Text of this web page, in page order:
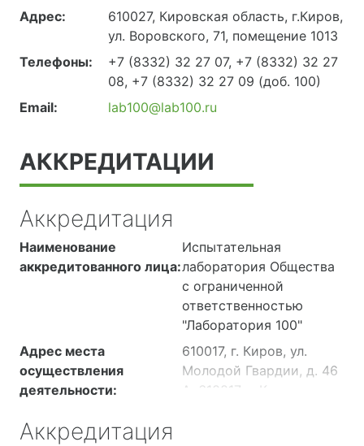
Адрес:
610027, Кировская область, г.Киров,
ул. Воровского, 71, помещение 1013
Телефоны:
+7 (8332) 32 27 07, +7 (8332) 32 27
08, +7 (8332) 32 27 09 (доб. 100)
Email:
lab100@lab100.ru
АККРЕДИТАЦИИ
Аккредитация
Наименование
аккредитованного лица:
Испытательная
лаборатория Общества
с ограниченной
ответственностью
"Лаборатория 100"
Адрес места
осуществления
деятельности:
610017, г. Киров, ул.
Молодой Гвардии, д. 46
А; 610017, г. Киров, ул.
Аккредитация